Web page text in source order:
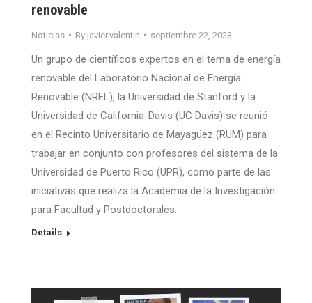
renovable
Noticias By javier.valentin septiembre 22, 2023
Un grupo de científicos expertos en el tema de energía
renovable del Laboratorio Nacional de Energía
Renovable (NREL), la Universidad de Stanford y la
Universidad de California-Davis (UC Davis) se reunió
en el Recinto Universitario de Mayagüez (RUM) para
trabajar en conjunto con profesores del sistema de la
Universidad de Puerto Rico (UPR), como parte de las
iniciativas que realiza la Academia de la Investigación
para Facultad y Postdoctorales.
Details